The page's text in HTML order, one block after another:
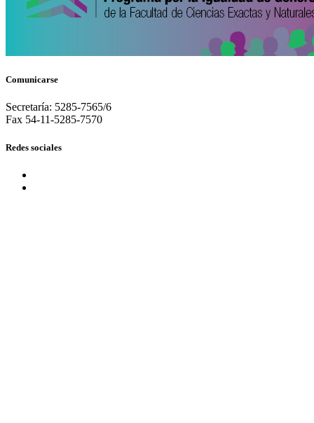
Comunicarse
Secretaría: 5285-7565/6
Fax 54-11-5285-7570
Redes sociales